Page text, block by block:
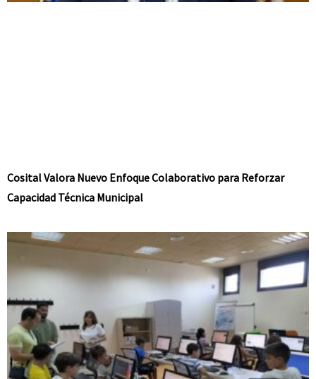
Cosital Valora Nuevo Enfoque Colaborativo para Reforzar
Capacidad Técnica Municipal